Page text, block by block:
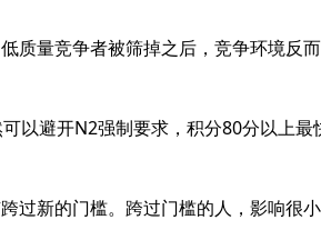
质量竞争者被筛掉之后，竞争环境反
以避开N2强制要求，积分80分以上最
过新的门槛。跨过门槛的人，影响很小